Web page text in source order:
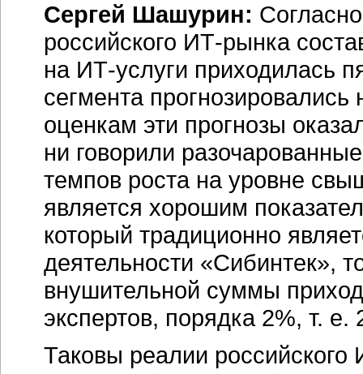
Сергей Шашурин:
российского ИТ-рынка
на ИТ-услуги приходилась
сегмента
оценкам эти прогнозы
ни говорили
темпов роста на уровне
является хорошим
который традиционно
деятельности «Сибинтек»,
внушительной суммы
экспертов, порядка 2%, т.
Таковы реалии